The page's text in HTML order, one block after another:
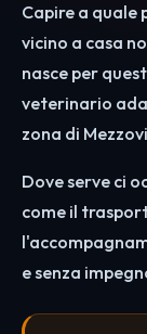
Capire a
vicino a casa
nasce per
veterinario
zona di
Dove serve ci
come il
e senza